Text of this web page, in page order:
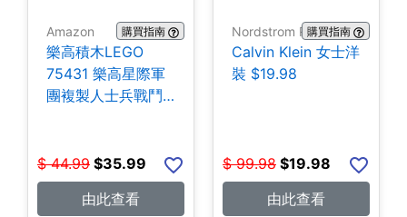
Amazon 購買指南
樂高積木LEGO
75431 樂高星際軍
團複製人士兵戰鬥
$ 44.99 $35.99
由此查看
Nordstrom Rack購買指南
Calvin Klein 女士洋
裝 $19.98
$ 99.98 $19.98
由此查看